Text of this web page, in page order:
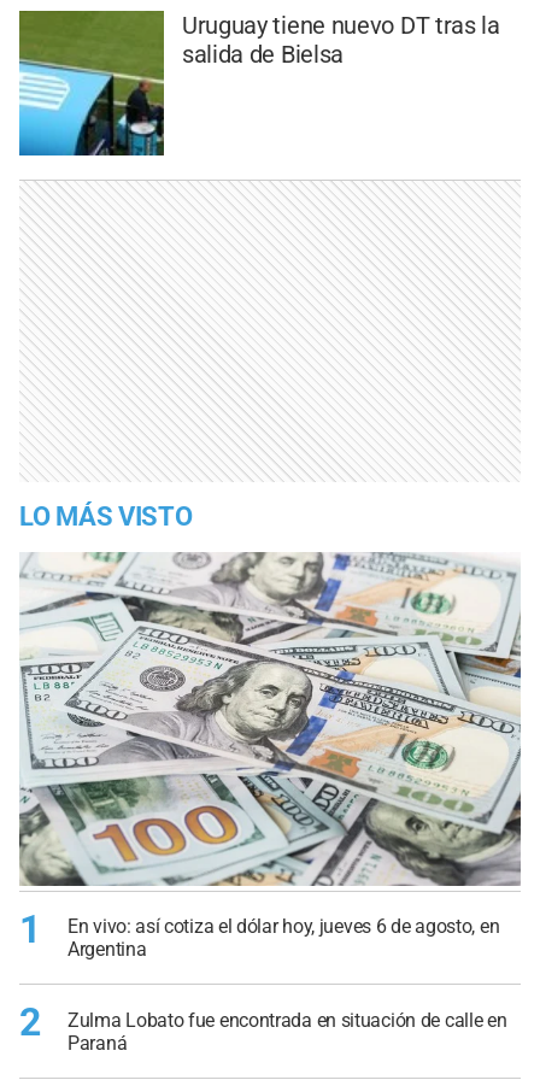
Uruguay tiene nuevo DT tras la
salida de Bielsa
LO MÁS VISTO
1
En vivo: así cotiza el dólar hoy, jueves 6 de agosto, en
Argentina
2
Zulma Lobato fue encontrada en situación de calle en
Paraná